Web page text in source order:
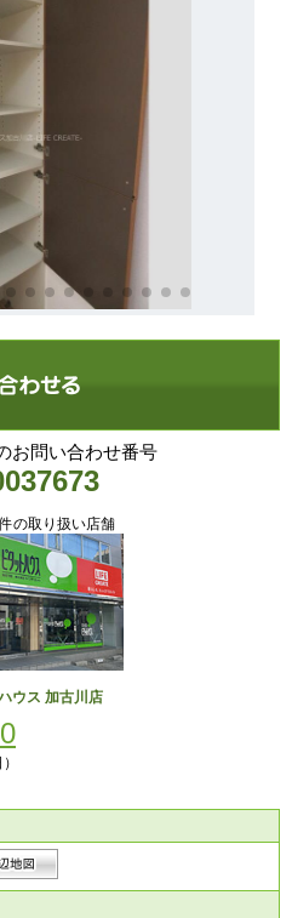
お問い合わせ番号
の取り扱い店舗
ウス 加古川店